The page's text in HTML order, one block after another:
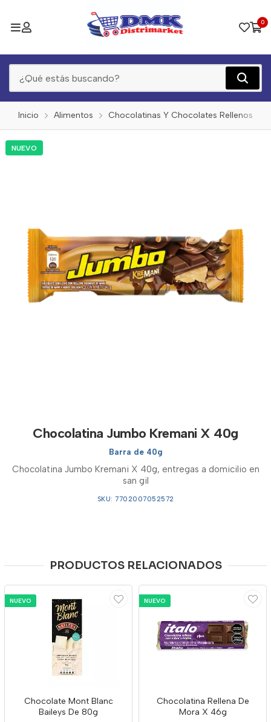
0
Inicio Alimentos Chocolatinas Y Chocolates Rellenos
NUEVO
Chocolatina Jumbo Kremani X 40g
Barra de 40g
Chocolatina Jumbo Kremani X 40g, entregas a domicilio en
san gil
SKU: 7702007052572
PRODUCTOS RELACIONADOS
NUEVO
Chocolate Mont Blanc
Baileys De 80g
NUEVO
Chocolatina Rellena De
Mora X 46g